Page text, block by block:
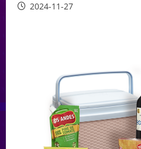
2024-11-27